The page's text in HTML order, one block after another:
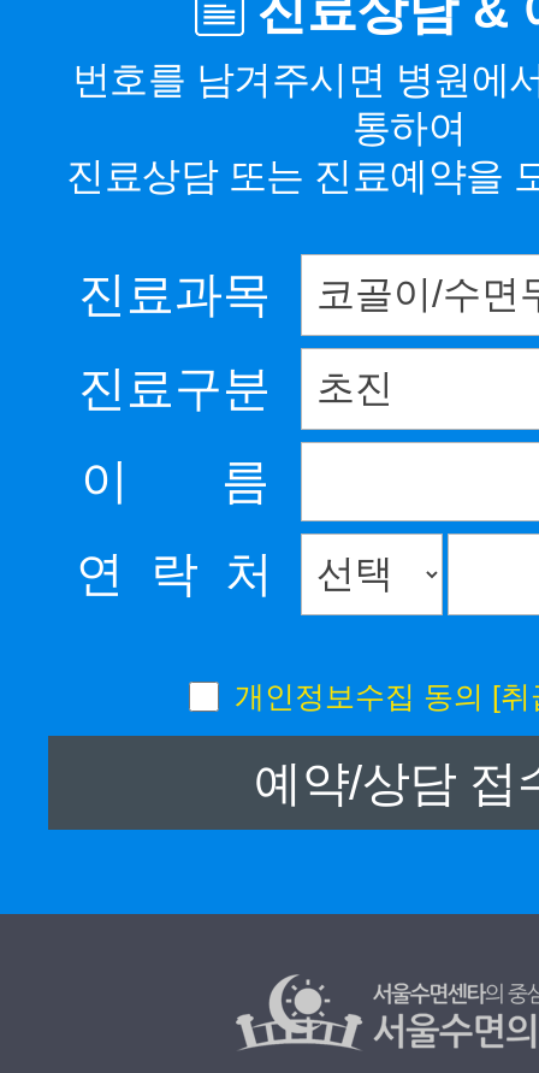
번호를 남겨주시면 병원에
통하여
진료상담 또는 진료예약을
진료과목
진료구분
이 름
연 락 처
개인정보수집 동의 [취